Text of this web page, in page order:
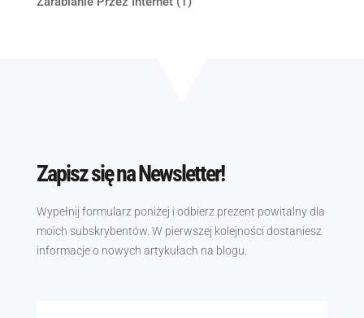
Zapisz się na Newsletter!
Wypełnij formularz poniżej i odbierz prezent powitalny dla
moich subskrybentów. W pierwszej kolejności dostaniesz
informacje o nowych artykułach na blogu.